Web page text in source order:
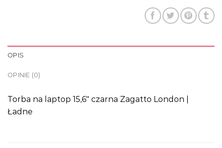
OPIS
OPINIE (0)
Torba na laptop 15,6″ czarna Zagatto London |
Ładne